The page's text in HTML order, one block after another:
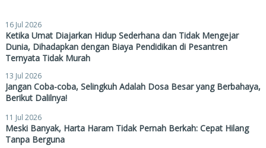
16 Jul 2026
Ketika Umat Diajarkan Hidup Sederhana dan Tidak Mengejar
Dunia, Dihadapkan dengan Biaya Pendidikan di Pesantren
Ternyata Tidak Murah
13 Jul 2026
Jangan Coba-coba, Selingkuh Adalah Dosa Besar yang Berbahaya,
Berikut Dalilnya!
11 Jul 2026
Meski Banyak, Harta Haram Tidak Pernah Berkah: Cepat Hilang
Tanpa Berguna